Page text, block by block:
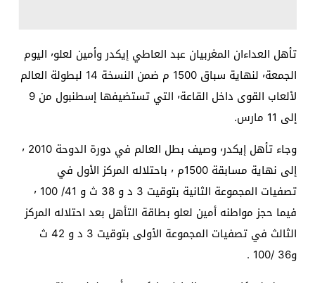
تأهل العداءان المغربيان عبد العاطي إيكدر وأمين لعلو٬ اليوم
الجمعة٬ لنهاية سباق 1500 م ضمن النسخة 14 لبطولة العالم
لألعاب القوى داخل القاعة٬ التي تستضيفها إسطنبول من 9
إلى 11 مارس.
وجاء تأهل إيكدر٬ وصيف بطل العالم في دورة الدوحة 2010 ٬
إلى نهاية مسابقة 1500م ٬ باحتلاله المركز الأول في
تصفيات المجموعة الثانية بتوقيت 3 د و 38 ث و 41/ 100 ٬
فيما حجز مواطنه أمين لعلو بطاقة التأهل بعد احتلاله المركز
الثالث في تصفيات المجموعة الأولى بتوقيت 3 د و 42 ث
و36 /100 .